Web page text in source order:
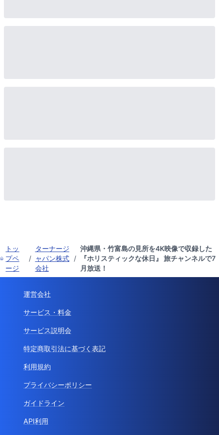
トッ
プペ
ージ
/
ターナージ
ャパン株式
会社
/
沖縄県・竹富島の見所を4K映像で収録した
『ホリスティックな休日』 旅チャンネルで7
月放送！
運営会社
サービス・料金
サービス説明会
特定商取引法に基づく表記
利用規約
プライバシーポリシー
ガイドライン
API利用